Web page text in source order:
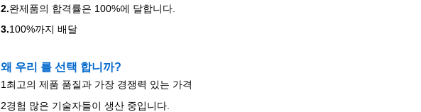
2.완제품의 합격률은 100%에 달합니다.
3.100%까지 배달
왜 우리 를 선택 합니까?
1최고의 제품 품질과 가장 경쟁력 있는 가격
2경험 많은 기술자들이 생산 중입니다.